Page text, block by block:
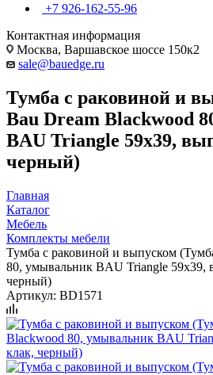
+7 926-162-55-96
Контактная информация
Москва, Варшавское шоссе 150к2
sale@bauedge.ru
Тумба с раковиной и
Bau Dream Blackwood
BAU Triangle 59х39,
черный)
Главная
Каталог
Мебель
Комплекты мебели
Тумба с раковиной и выпуском
80, умывальник BAU Triangle 59х39,
черный)
Артикул: BD1571